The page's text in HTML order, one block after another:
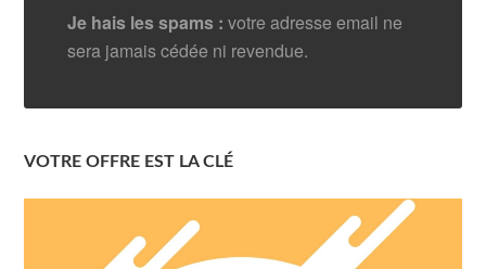
Je hais les spams : votre adresse email ne
sera jamais cédée ni revendue.
VOTRE OFFRE EST LA CLÉ